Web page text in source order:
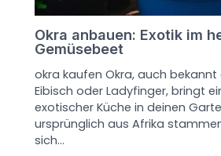
Okra anbauen: Exotik im
Gemüsebeet
okra kaufen Okra, auch
Eibisch oder Ladyfinger, bringt
exotischer Küche in deinen
ursprünglich aus Afrika
sich…